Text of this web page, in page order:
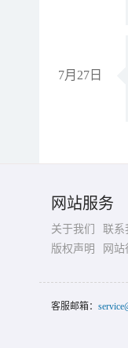
7月27日
网站服务
关于我们 联系
版权声明
网站
客服邮箱：